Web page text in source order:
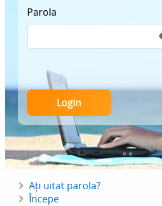
Parola
Ați uitat parola?
Începe